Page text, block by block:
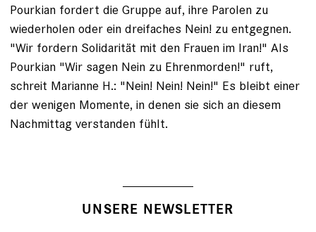
Pourkian fordert die Gruppe auf, ihre Parolen zu
wiederholen oder ein dreifaches Nein! zu entgegnen.
"Wir fordern Solidarität mit den Frauen im Iran!" Als
Pourkian "Wir sagen Nein zu Ehrenmorden!" ruft,
schreit Marianne H.: "Nein! Nein! Nein!" Es bleibt einer
der wenigen Momente, in denen sie sich an diesem
Nachmittag verstanden fühlt.
UNSERE NEWSLETTER